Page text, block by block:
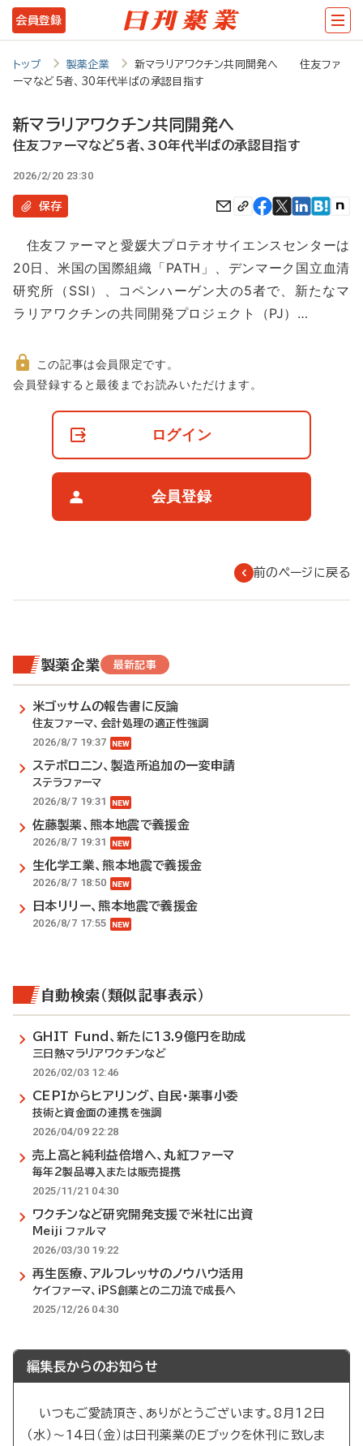
メ
イ
ン
テ
ツ
に
動
会員登録
トップ 製薬企業
新マラリアワクチン共同開発へ 住友ファ
ーマなど5者、30年代半ばの承認目指す
新マラリアワクチン共同開発へ
住友ファーマなど5者、30年代半ばの承認目指す
2026/2/20 23:30
保存
住友ファーマと愛媛大プロテオサイエンスセンターは
20日、米国の国際組織「PATH」、デンマーク国立血清
研究所（SSI）、コペンハーゲン大の5者で、新たなマ
ラリアワクチンの共同開発プロジェクト（PJ）…
非
この記事は会員限定です。
会員登録すると最後までお読みいただけます。
ログイン
会員登録
前のページに戻る
製薬企業 最新記事
米ゴッサムの報告書に反論
住友ファーマ、会計処理の適正性強調
2026/8/7 19:37
ステボロニン、製造所追加の一変申請
ステラファーマ
2026/8/7 19:31
佐藤製薬、熊本地震で義援金
2026/8/7 19:31
生化学工業、熊本地震で義援金
2026/8/7 18:50
日本リリー、熊本地震で義援金
2026/8/7 17:55
自動検索（類似記事表示）
GHIT Fund、新たに13.9億円を助成
三日熱マラリアワクチンなど
2026/02/03 12:46
CEPIからヒアリング、自民・薬事小委
技術と資金面の連携を強調
2026/04/09 22:28
売上高と純利益倍増へ、丸紅ファーマ
毎年2製品導入または販売提携
2025/11/21 04:30
ワクチンなど研究開発支援で米社に出資
Meiji ファルマ
2026/03/30 19:22
再生医療、アルフレッサのノウハウ活用
ケイファーマ、iPS創薬との二刀流で成長へ
2025/12/26 04:30
編集長からのお知らせ
いつもご愛読頂き、ありがとうございます。8月12日
（水）～14日（金）は日刊薬業のEブックを休刊に致しま